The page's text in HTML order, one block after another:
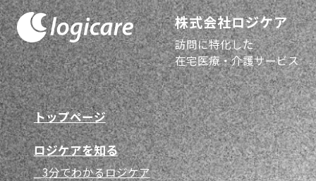
株式会社ロジケア
訪問に特化した
在宅医療・介護サービス
トップページ
ロジケアを知る
3分でわかるロジケア